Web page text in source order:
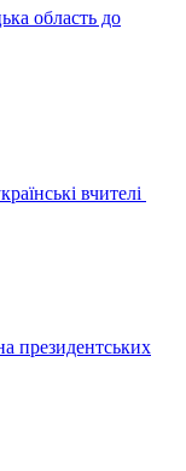
область до
вчителі
президентських